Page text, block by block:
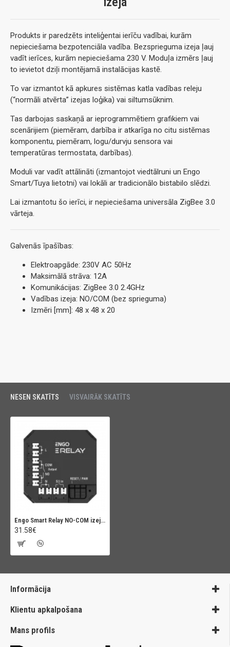
Produkts ir paredzēts inteliģentai ierīču vadībai, kurām
nepieciešama bezpotenciāla vadība. Bezsprieguma izeja ļauj
vadīt ierīces, kurām nepieciešama 230 V. Moduļa izmērs ļauj
to ievietot dziļi montējamā instalācijas kastē.
To var izmantot kā apkures sistēmas katla vadības releju
(“normāli atvērta” izejas loģika) vai siltumsūknim.
Tas darbojas saskaņā ar ieprogrammētiem grafikiem vai
scenārijiem (piemēram, darbība ir atkarīga no citu sistēmas
komponentu, piemēram, logu/durvju sensora vai
temperatūras termostata, darbības).
Moduli var vadīt attālināti (izmantojot viedtālruni un Engo
Smart/Tuya lietotni) vai lokāli ar tradicionālo bistabilo slēdzi.
Lai izmantotu šo ierīci, ir nepieciešama universāla ZigBee 3.0
vārteja.
Galvenās īpašības:
Elektroapgāde: 230V AC 50Hz
Maksimālā strāva: 12A
Komunikácijas: ZigBee 3.0 2.4GHz
Vadības izeja: NO/COM (bez sprieguma)
Izmēri [mm]: 48 x 48 x 20
NESEN SKATĪTS VISVAIRĀK SKATĪTS
Engo Smart Relay NO-COM izeja, EREL1ZB12A
31.58€
Informācija
Klientu apkalpošana
Mans profils